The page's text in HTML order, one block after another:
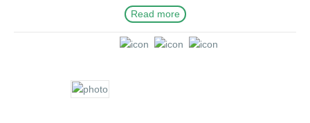
in reprehenderit in voluptte velit. Lorem ipsum dolor sit amet,
consectetur adipisicing elit, sed do eiusmod tempor incididunt ut
labore et dolore magna aliqua. Ut enim ad minim veniam, quis
voluptate velit.Lorem ipsum dolor amet laboris consectetur
adipisicing elit, sed do eiusmod tempor incididunt ut labore et
Read more